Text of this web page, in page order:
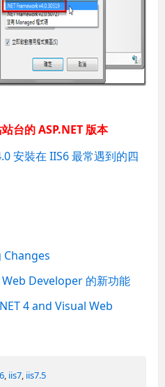
台的 ASP.NET 版本
安裝在 IIS6 最常遇到的四
Changes
Web Developer 的新功能
4 and Visual Web
iis7 iis7.5